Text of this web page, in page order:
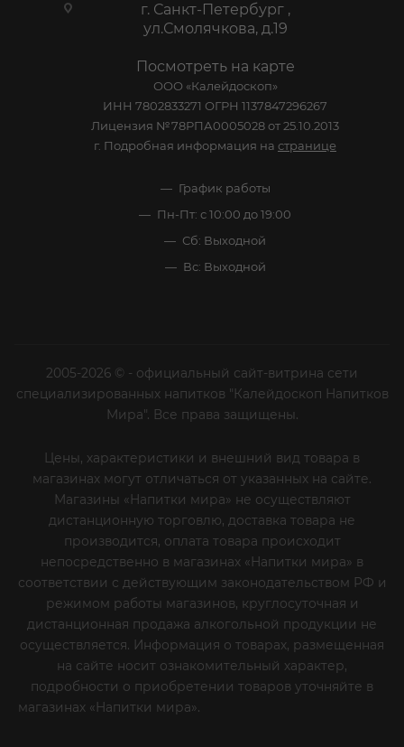
г. Санкт-Петербург ,
ул.Смолячкова, д.19
Посмотреть на карте
ООО «Калейдоскоп»
ИНН 7802833271 ОГРН 1137847296267
Лицензия №78РПА0005028 от 25.10.2013
г. Подробная информация на странице
График работы
Пн-Пт: с 10:00 до 19:00
Сб: Выходной
Вс: Выходной
2005-2026 © - официальный сайт-витрина сети
специализированных напитков "Калейдоскоп Напитков
Мира". Все права защищены.
Цены, характеристики и внешний вид товара в
магазинах могут отличаться от указанных на сайте.
Магазины «Напитки мира» не осуществляют
дистанционную торговлю, доставка товара не
производится, оплата товара происходит
непосредственно в магазинах «Напитки мира» в
соответствии с действующим законодательством РФ и
режимом работы магазинов, круглосуточная и
дистанционная продажа алкогольной продукции не
осуществляется. Информация о товарах, размещенная
на сайте носит ознакомительный характер,
подробности о приобретении товаров уточняйте в
магазинах «Напитки мира».